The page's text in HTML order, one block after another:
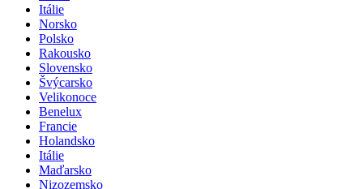
Itálie
Norsko
Polsko
Rakousko
Slovensko
Švýcarsko
Velikonoce
Benelux
Francie
Holandsko
Itálie
Maďarsko
Nizozemsko